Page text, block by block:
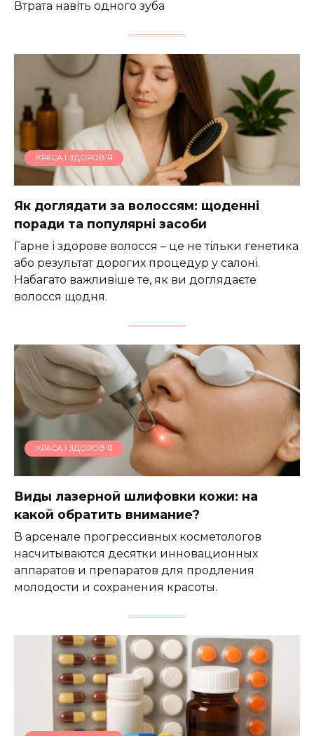
Втрата навіть одного зуба
КРАСА І ЗДОРОВ'Я
Як доглядати за волоссям: щоденні
поради та популярні засоби
Гарне і здорове волосся – це не тільки генетика
або результат дорогих процедур у салоні.
Набагато важливіше те, як ви доглядаєте
волосся щодня.
КРАСА І ЗДОРОВ'Я
Виды лазерной шлифовки кожи: на
какой обратить внимание?
В арсенале прогрессивных косметологов
насчитываются десятки инновационных
аппаратов и препаратов для продления
молодости и сохранения красоты.